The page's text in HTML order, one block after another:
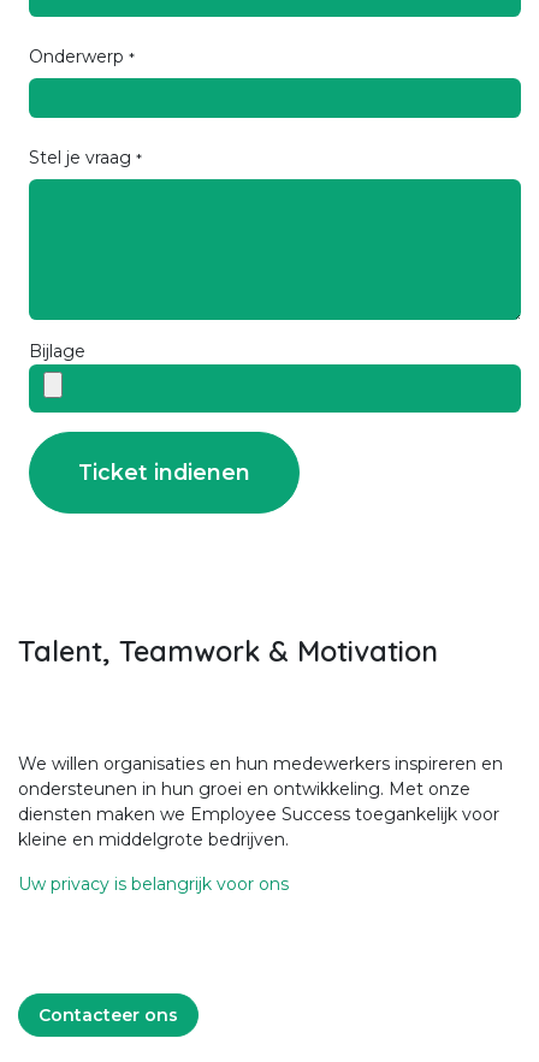
Onderwerp *
Stel je vraag *
Bijlage
Ticket indienen
Talent, Teamwork & Motivation
We willen organisaties en hun medewerkers inspireren en
ondersteunen in hun groei en ontwikkeling. Met onze
diensten maken we Employee Success toegankelijk voor
kleine en middelgrote bedrijven.
Uw privacy is belangrijk voor ons
Contacteer ons